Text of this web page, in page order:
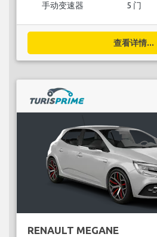
手动变速器 5 门
查看详情...
RENAULT MEGANE